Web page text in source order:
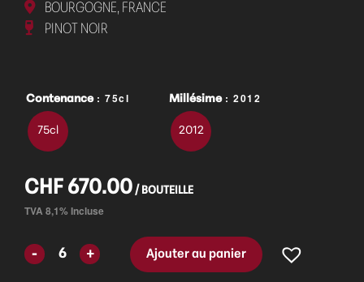
BOURGOGNE, FRANCE
PINOT NOIR
Contenance : 75cl
75cl
Millésime : 2012
2012
CHF 670.00
Ajouter au panier